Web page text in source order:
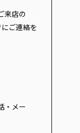
来店の
ご連絡を
・メー